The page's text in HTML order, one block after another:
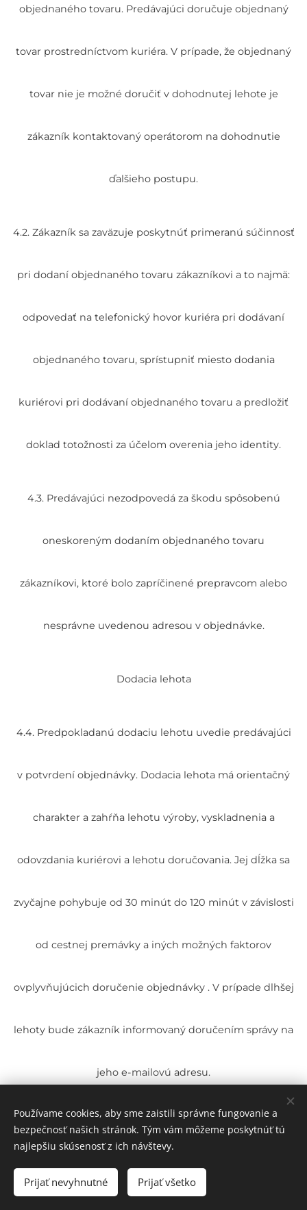
objednaného tovaru. Predávajúci doručuje objednaný
tovar prostredníctvom kuriéra. V prípade, že objednaný
tovar nie je možné doručiť v dohodnutej lehote je
zákazník kontaktovaný operátorom na dohodnutie
ďalšieho postupu.
4.2. Zákazník sa zaväzuje poskytnúť primeranú súčinnosť
pri dodaní objednaného tovaru zákazníkovi a to najmä:
odpovedať na telefonický hovor kuriéra pri dodávaní
objednaného tovaru, sprístupniť miesto dodania
kuriérovi pri dodávaní objednaného tovaru a predložiť
doklad totožnosti za účelom overenia jeho identity.
4.3. Predávajúci nezodpovedá za škodu spôsobenú
oneskoreným dodaním objednaného tovaru
zákazníkovi, ktoré bolo zapríčinené prepravcom alebo
nesprávne uvedenou adresou v objednávke.
Dodacia lehota
4.4. Predpokladanú dodaciu lehotu uvedie predávajúci
v potvrdení objednávky. Dodacia lehota má orientačný
charakter a zahŕňa lehotu výroby, vyskladnenia a
odovzdania kuriérovi a lehotu doručovania. Jej dĺžka sa
zvyčajne pohybuje od 30 minút do 120 minút v závislosti
od cestnej premávky a iných možných faktorov
ovplyvňujúcich doručenie objednávky . V prípade dlhšej
lehoty bude zákazník informovaný doručením správy na
jeho e-mailovú adresu.
Prevzatie
4.5. Zákazník je povinný prevziať tovar v mieste určenom
Používame cookies, aby sme zaistili správne fungovanie a
bezpečnosť našich stránok. Tým vám môžeme poskytnúť tú
najlepšiu skúsenosť z ich návštevy.
Prijať nevyhnutné Prijať všetko